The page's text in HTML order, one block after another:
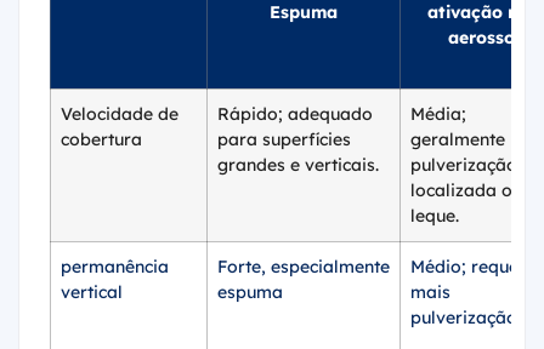
Espuma
ativação não
aerossol
Velocidade de
cobertura
Rápido; adequado
para superfícies
grandes e verticais.
Média;
geralmente
pulverização
localizada ou
leque.
permanência
vertical
Forte, especialmente
espuma
Médio; requer
mais
pulverização.